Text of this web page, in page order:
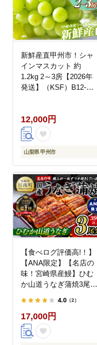
新鮮産直甲州市！シャ
インマスカット 約
1.2kg 2～3房【2026年
発送】（KSF）B12-
12,000円
山梨県 甲州市
【食べログ評価高!！】
【ANA限定】【名店の
味！宮崎県産鰻】ひむ
か山道うなぎ蒲焼3尾分
なぎ ウナギ 鰻 】
[B08411]
4.0 （2）
17,000円